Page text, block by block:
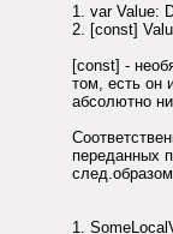
1. var Value:
2. [const]
[const] -
том, есть он
абсолютно
переданных
1.